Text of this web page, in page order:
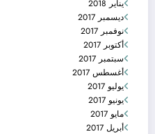
يناير 2018
ديسمبر 2017
نوفمبر 2017
أكتوبر 2017
سبتمبر 2017
أغسطس 2017
يوليو 2017
يونيو 2017
مايو 2017
أبريل 2017